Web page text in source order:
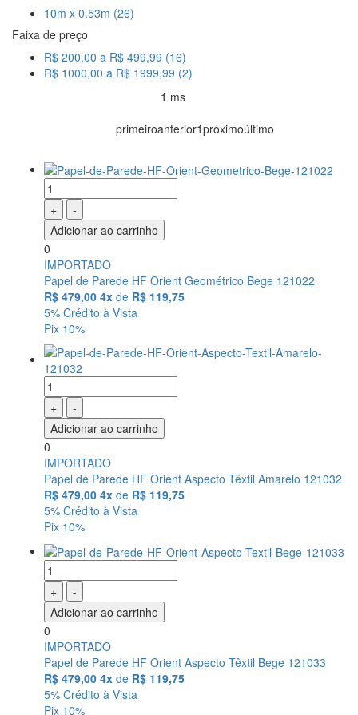
10m x 0.53m (26)
Faixa de preço
R$ 200,00 a R$ 499,99 (16)
R$ 1000,00 a R$ 1999,99 (2)
1 ms
primeiroanterior1próximoúltimo
+
-
Adicionar ao carrinho
0
IMPORTADO
Papel de Parede HF Orient Geométrico Bege 121022
R$ 479,00 4x de R$ 119,75
5% Crédito à Vista
Pix 10%
+
-
Adicionar ao carrinho
0
IMPORTADO
Papel de Parede HF Orient Aspecto Têxtil Amarelo 121032
R$ 479,00 4x de R$ 119,75
5% Crédito à Vista
Pix 10%
+
-
Adicionar ao carrinho
0
IMPORTADO
Papel de Parede HF Orient Aspecto Têxtil Bege 121033
R$ 479,00 4x de R$ 119,75
5% Crédito à Vista
Pix 10%